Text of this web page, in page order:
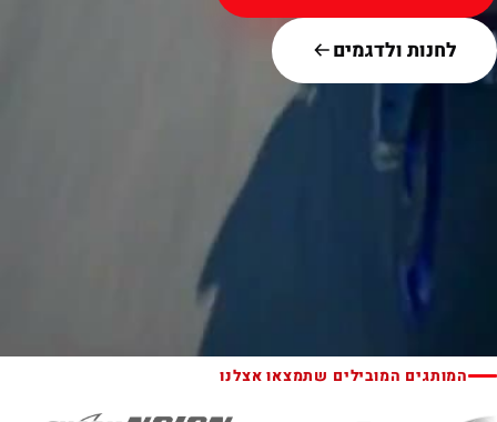
לחנות ולדגמים
המותגים המובילים שתמצאו אצלנו